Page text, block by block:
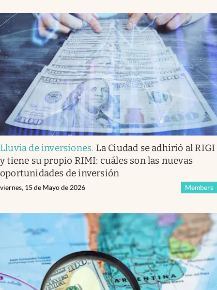
Lluvia de inversiones. La Ciudad se adhirió al RIGI
y tiene su propio RIMI: cuáles son las nuevas
oportunidades de inversión
Members
viernes, 15 de Mayo de 2026